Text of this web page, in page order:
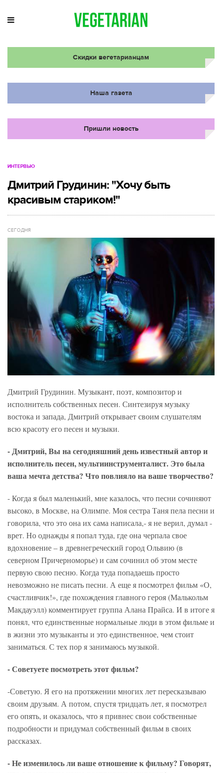
Скидки вегетарианцам
Наша газета
Пришли новость
ИНТЕРВЬЮ
Дмитрий Грудинин: "Хочу быть
красивым стариком!"
СЕГОДНЯ
Дмитрий Грудинин. Музыкант, поэт, композитор и
исполнитель собственных песен. Синтезируя музыку
востока и запада, Дмитрий открывает своим слушателям
всю красоту его песен и музыки.
- Дмитрий, Вы на сегодняшний день известный автор и
исполнитель песен, мультиинструменталист. Это была
ваша мечта детства? Что повлияло на ваше творчество?
- Когда я был маленький, мне казалось, что песни сочиняют
высоко, в Москве, на Олимпе. Моя сестра Таня пела песни и
говорила, что это она их сама написала,- я не верил, думал -
врет. Но однажды я попал туда, где она черпала свое
вдохновение – в древнегреческий город Ольвию (в
северном Причерноморье) и сам сочинил об этом месте
первую свою песню. Когда туда попадаешь просто
невозможно не писать песни. А еще я посмотрел фильм «О,
счастливчик!», где похождения главного героя (Малькольм
Макдауэлл) комментирует группа Алана Прайса. И в итоге я
понял, что единственные нормальные люди в этом фильме и
в жизни это музыканты и это единственное, чем стоит
заниматься. С тех пор я занимаюсь музыкой.
- Советуете посмотреть этот фильм?
-Советую. Я его на протяжении многих лет пересказываю
своим друзьям. А потом, спустя тридцать лет, я посмотрел
его опять, и оказалось, что я привнес свои собственные
подробности и придумал собственный фильм в своих
рассказах.
- Не изменилось ли ваше отношение к фильму? Говорят,